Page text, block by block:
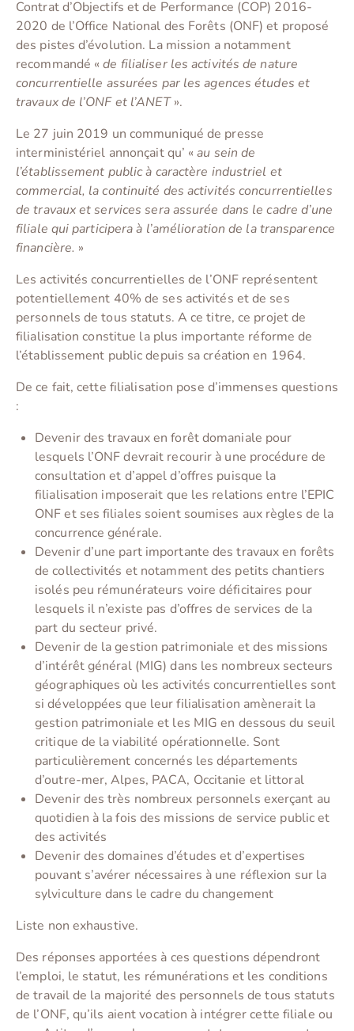
Contrat d’Objectifs et de Performance (COP) 2016-
2020 de l’Office National des Forêts (ONF) et proposé
des pistes d’évolution. La mission a notamment
recommandé «de filialiser les activités de nature
concurrentielle assurées par les agences études et
travaux de l’ONF et l’ANET».
Le 27 juin 2019 un communiqué de presse
interministériel annonçait qu’ «au sein de
l’établissement public à caractère industriel et
commercial, la continuité des activités concurrentielles
de travaux et services sera assurée dans le cadre d’une
filiale qui participera à l’amélioration de la transparence
financière. »
Les activités concurrentielles de l’ONF représentent
potentiellement 40% de ses activités et de ses
personnels de tous statuts. A ce titre, ce projet de
filialisation constitue la plus importante réforme de
l’établissement public depuis sa création en 1964.
De ce fait, cette filialisation pose d’immenses questions
:
Devenir des travaux en forêt domaniale pour
lesquels l’ONF devrait recourir à une procédure de
consultation et d’appel d’offres puisque la
filialisation imposerait que les relations entre l’EPIC
ONF et ses filiales soient soumises aux règles de la
concurrence générale.
Devenir d’une part importante des travaux en forêts
de collectivités et notamment des petits chantiers
isolés peu rémunérateurs voire déficitaires pour
lesquels il n’existe pas d’offres de services de la
part du secteur privé.
Devenir de la gestion patrimoniale et des missions
d’intérêt général (MIG) dans les nombreux secteurs
géographiques où les activités concurrentielles sont
si développées que leur filialisation amènerait la
gestion patrimoniale et les MIG en dessous du seuil
critique de la viabilité opérationnelle. Sont
particulièrement concernés les départements
d’outre-mer, Alpes, PACA, Occitanie et littoral
Devenir des très nombreux personnels exerçant au
quotidien à la fois des missions de service public et
des activités
Devenir des domaines d’études et d’expertises
pouvant s’avérer nécessaires à une réflexion sur la
sylviculture dans le cadre du changement
Liste non exhaustive.
Des réponses apportées à ces questions dépendront
l’emploi, le statut, les rémunérations et les conditions
de travail de la majorité des personnels de tous statuts
de l’ONF, qu’ils aient vocation à intégrer cette filiale ou